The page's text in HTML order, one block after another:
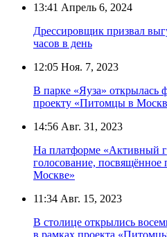
13:41 Апрель 6, 2024
Дрессировщик призвал
часов в день
12:05 Ноя. 7, 2023
В парке «Яуза» открылась
проекту «Питомцы в
14:56 Авг. 31, 2023
На платформе «Активный
голосование,
Москве»
11:34 Авг. 15, 2023
В столице открылись
в рамках проекта